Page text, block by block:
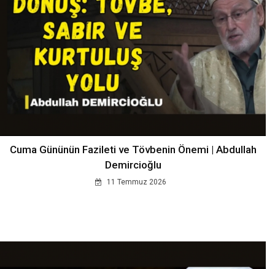
Cuma Gününün Fazileti ve Tövbenin Önemi | Abdullah
Demircioğlu
11 Temmuz 2026